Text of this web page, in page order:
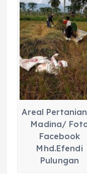
Areal
Madina/
Facebook
Mhd.Efendi
Pulungan